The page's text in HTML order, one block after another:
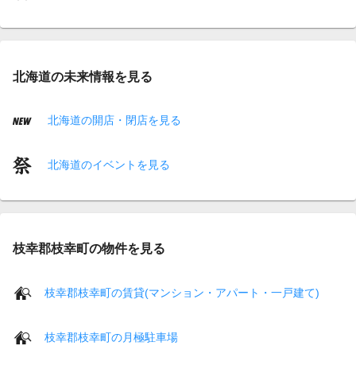
北海道の未来情報を見る
北海道の開店・閉店を見る
北海道のイベントを見る
枝幸郡枝幸町の物件を見る
枝幸郡枝幸町の賃貸(マンション・アパート・一戸建て)
枝幸郡枝幸町の月極駐車場